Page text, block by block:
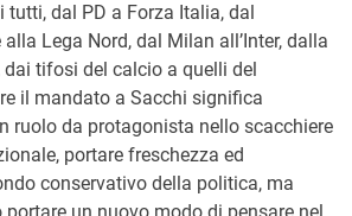
tutti, dal PD a Forza Italia, dal
Lega Nord, dal Milan all’Inter, dalla
tifosi del calcio a quelli del
il mandato a Sacchi significa
ruolo da protagonista nello scacchiere
portare freschezza ed
conservativo della politica, ma